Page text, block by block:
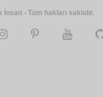
- Tüm hakları saklıdır.